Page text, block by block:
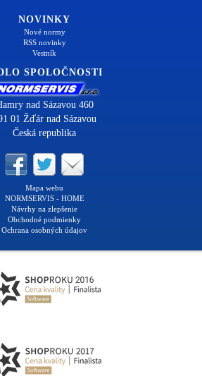
NOVINKY
Nové normy
RSS novinky
Vestník
SPOLOČNOSTI
nad Sázavou 460
01 Žďár nad Sázavou
Česká republika
Mapa webu
NORMSERVIS - HOME
Návrhy na zlepšenie
Obchodné podmienky
Ochrana osobných údajov